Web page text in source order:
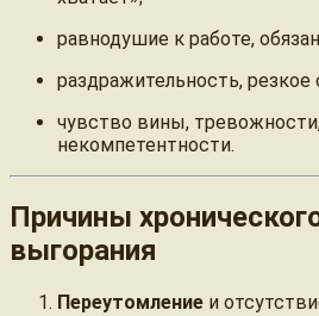
равнодушие к работе,
раздражительность,
чувство вины,
некомпетентности.
Причины
выгорания
Переутомление и